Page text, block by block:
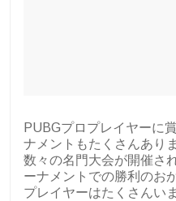
PUBGプロプレイヤーに
ナメントもたくさんあり
数々の名門大会が開催さ
ーナメントでの勝利のお
プレイヤーはたくさんい